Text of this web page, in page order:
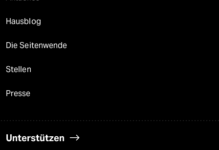
Hausblog
Die Seitenwende
Stellen
Presse
Unterstützen